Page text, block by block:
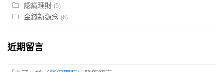
認識理財 (5)
金錢新觀念 (6)
近期留言